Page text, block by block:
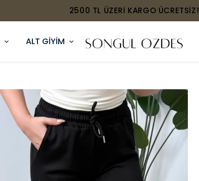
2500 TL ÜZERİ KARGO ÜCRETSİZ!
ALT GİYİM